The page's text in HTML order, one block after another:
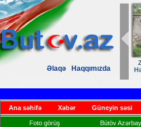
Əlaqə Haqqımızda
Ana səhifə Xəbər Güneyin səsi
Foto görüş Bütöv